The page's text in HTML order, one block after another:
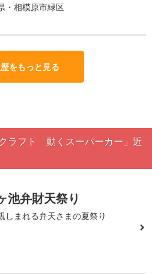
・相模原市緑区
をもっと見る
ラフト 動くスーパーカー」近
池弁財天祭り
しまれる弁天さまの夏祭り